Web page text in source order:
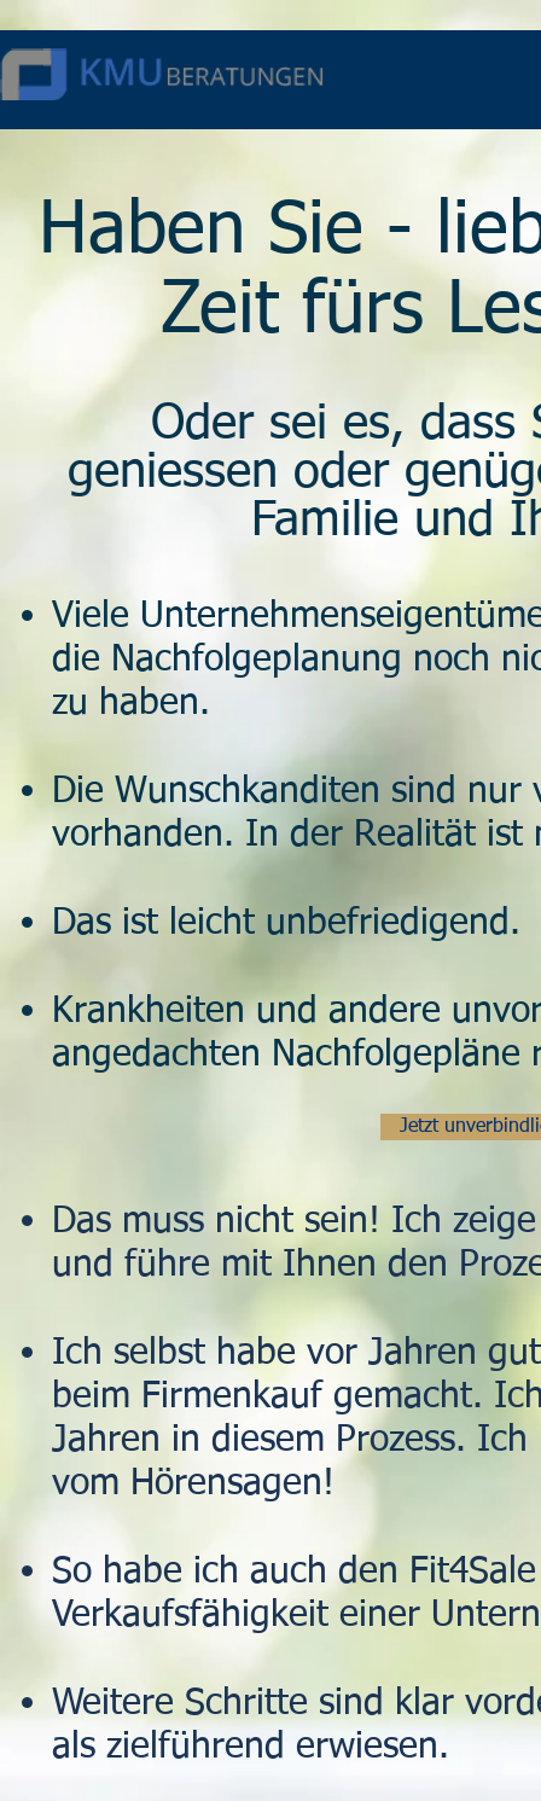
Haben Sie -
Zeit fürs
Oder sei es, dass
geniessen oder
Familie und
Viele
die Nachfolgeplanung noch
zu haben.
Die Wunschkanditen sind
vorhanden. In der Realität ist
Das ist leicht unbefriedigend.
Krankheiten und andere
angedachten Nachfolgepläne
Jetzt
Das muss nicht sein! Ich
und führe mit Ihnen den
Ich selbst habe vor Jahren
beim Firmenkauf gemacht.
Jahren in diesem Prozess.
vom Hörensagen!
So habe ich auch den
Verkaufsfähigkeit einer
Weitere Schritte sind klar
als zielführend erwiesen.